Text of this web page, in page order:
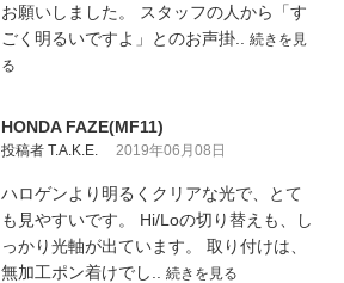
お願いしました。 スタッフの人から「す
ごく明るいですよ」とのお声掛.. 続きを見
る
HONDA FAZE(MF11)
投稿者 T.A.K.E. 2019年06月08日
ハロゲンより明るくクリアな光で、とて
も見やすいです。 Hi/Loの切り替えも、し
っかり光軸が出ています。 取り付けは、
無加工ポン着けでし.. 続きを見る